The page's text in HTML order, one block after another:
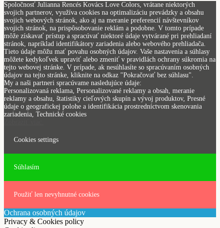
Spoločnosť Julianna Rencés Kovács Love Colors, vrátane niektorých
svojich partnerov, využíva cookies na optimalizáciu prevádzky a obsahu
svojich webových stránok, ako aj na meranie preferencií návštevníkov
svojich stránok, na prispôsobovanie reklám a podobne. V tomto prípade
môže získavať prístup a spracúvať niektoré údaje vytvárané pri prehliadaní
stránok, napríklad identifikátory zariadenia alebo webového prehliadača.
Tieto údaje môžu mať povahu osobných údajov. Vaše nastavenia a súhlasy
môžete kedykoľvek upraviť alebo zmeniť v pravidlách ochrany súkromia na
tejto webovej stránke. V prípade, ak nesúhlasíte so spracúvaním osobných
údajov na tejto stránke, kliknite na odkaz "Pokračovať bez súhlasu".
My a naši partneri spracúvame nasledujúce údaje:
Personalizovaná reklama, Personalizované reklamy a obsah, meranie
reklamy a obsahu, štatistiky cieľových skupín a vývoj produktov, Presné
údaje o geografickej polohe a identifikácia prostredníctvom skenovania
zariadenia, Technické cookies
Cookies settings
Súhlasím
Použiť len nevyhnutné cookies
Ochrana osobných údajov
Privacy & Cookies policy